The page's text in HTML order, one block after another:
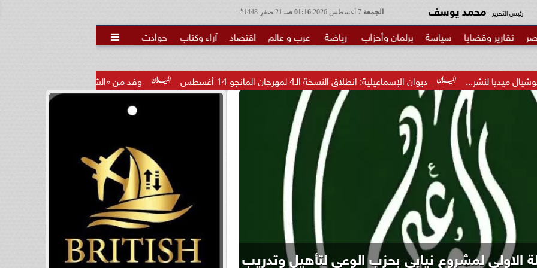
الجمعة 01:16 صـ هـ رئيس التحرير محمد يوسف
تقارير وقضايا سياسة برلمان وأحزاب رياضة عرب و عالم اقتصاد آراء وكتاب حوادث 
وفد من «الشباب والرياضة» يتفقد أنشطة مبادرة مؤسسة ديوان الإسماعيلية: انطلاق النسخة الـ4 لمهرجان المانجو 14 أغسطس
منتخب الناشئات يهزم الصين ويتأهل إلى نصف
المرحلة الثانية لتنسيق الجامعات 2026، الحد الأدنى والكليات المتوقعة